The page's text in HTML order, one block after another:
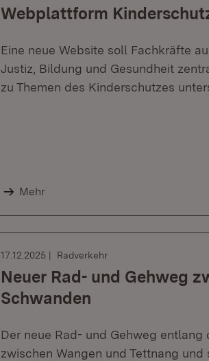
Webplattform
Eine neue Website soll Fachkräfte
Justiz, Bildung und Gesundheit
zu Themen des Kinderschutzes
Mehr
17.12.2025 Radverkehr
Neuer Rad- und Gehweg
Schwanden
Der neue Rad- und Gehweg
zwischen Wangen und Tettnang